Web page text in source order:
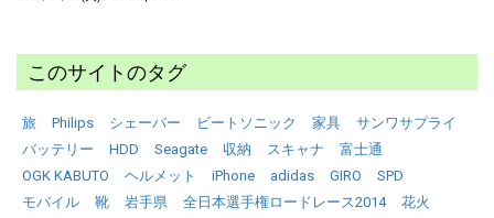
このサイトのタグ
旅 Philips シェーバー ビートソニック 家具
サンワサプライ
バッテリー
HDD Seagate 収納 スキャナ
富士通
OGK KABUTO
ヘルメット iPhone adidas GIRO
SPD
モバイル
靴 岩手県 全日本選手権ロードレース2014
花火